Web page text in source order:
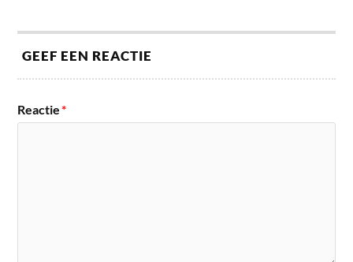
GEEF EEN REACTIE
Reactie*